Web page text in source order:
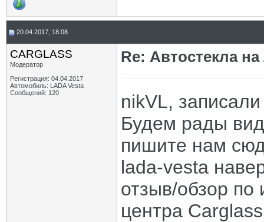
20.04.2017, 18:08
CARGLASS
Модератор
Регистрация: 04.04.2017
Автомобиль: LADA Vesta
Сообщений: 120
Re: Автостекла
nikVL,
Будем рады
пишите нам
lada-vesta
отзыв/обзор по
центра